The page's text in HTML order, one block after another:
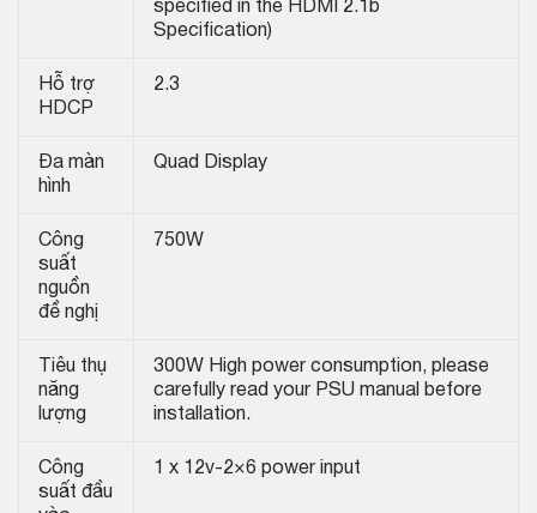
specified in the HDMI 2.1b
Specification)
Hỗ trợ
HDCP
2.3
Đa màn
hình
Quad Display
Công
suất
nguồn
đề nghị
750W
Tiêu thụ
năng
lượng
300W High power consumption, please
carefully read your PSU manual before
installation.
Công
suất đầu
1 x 12v-2×6 power input